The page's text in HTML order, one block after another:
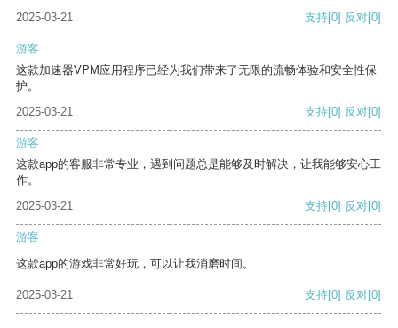
2025-03-21
支持[0] 反对[0]
游客
这款加速器VPM应用程序已经为我们带来了无限的流畅体验和安全性保
护。
2025-03-21
支持[0] 反对[0]
游客
这款app的客服非常专业，遇到问题总是能够及时解决，让我能够安心工
作。
2025-03-21
支持[0] 反对[0]
游客
这款app的游戏非常好玩，可以让我消磨时间。
2025-03-21 支持[0] 反对[0]